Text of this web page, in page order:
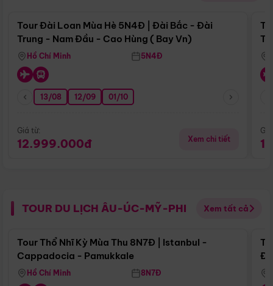
Tour Đài Loan Mùa Hè 5N4Đ | Đài Bắc - Đài
Trung - Nam Đầu - Cao Hùng ( Bay Vn)
Hồ Chí Minh 5N4Đ
13/08 12/09 01/10
Giá từ:
12.999.000đ Xem chi tiết
TOUR DU LỊCH ÂU-ÚC-MỸ-PHI Xem tất cả
Điểm nổi bật
Tour Thổ Nhĩ Kỳ Mùa Thu 8N7Đ | Istanbul -
Cappadocia - Pamukkale
Hồ Chí Minh 8N7Đ